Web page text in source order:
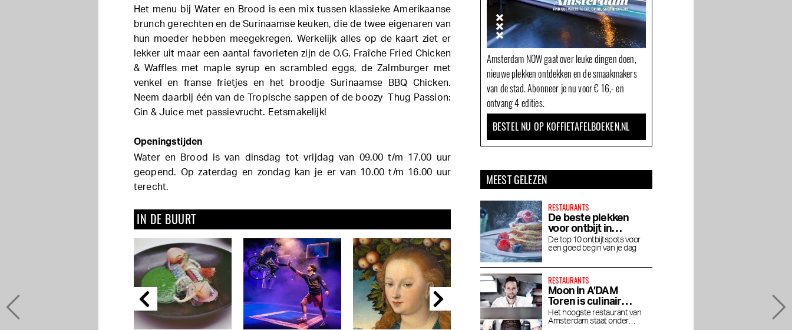
Het menu bij Water en Brood is een mix tussen klassieke Amerikaanse
brunch gerechten en de Surinaamse keuken, die de twee eigenaren van
hun moeder hebben meegekregen. Werkelijk alles op de kaart ziet er
lekker uit maar een aantal favorieten zijn de O.G. Fraîche Fried Chicken
& Waffles met maple syrup en scrambled eggs, de Zalmburger met
venkel en franse frietjes en het broodje Surinaamse BBQ Chicken.
Neem daarbij één van de Tropische sappen of de boozy Thug Passion:
Gin & Juice met passievrucht. Eetsmakelijk!
Openingstijden
Water en Brood is van dinsdag tot vrijdag van 09.00 t/m 17.00 uur
geopend. Op zaterdag en zondag kan je er van 10.00 t/m 16.00 uur
terecht.
IN DE BUURT
Amsterdam NOW gaat over leuke dingen doen,
nieuwe plekken ontdekken en de smaakmakers
van de stad. Abonneer je nu voor € 16,- en
ontvang 4 edities.
BESTEL NU OP KOFFIETAFELBOEKEN.NL
MEEST GELEZEN
RESTAURANTS
De beste plekken
voor ontbijt in
Amsterdam
De top 10 ontbijtspots voor
een goed begin van je dag
RESTAURANTS
Moon in A’DAM
Toren is culinair
genieten op grote
hoogte
Het hoogste restaurant van
Amsterdam staat onder